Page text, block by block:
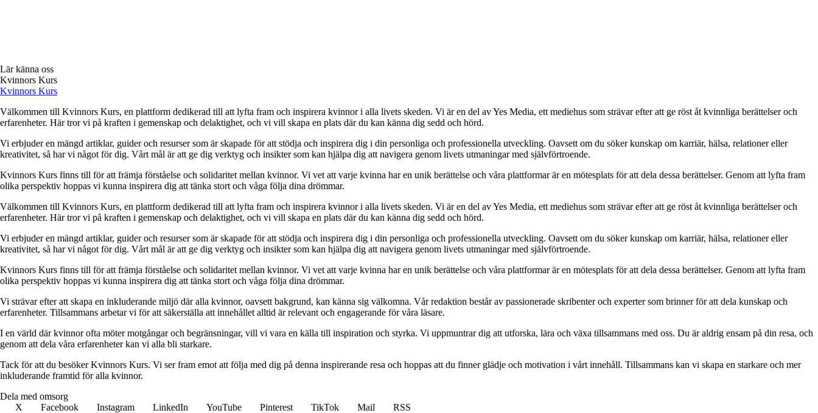
Lär känna oss
Kvinnors Kurs
Kvinnors Kurs
Välkommen till Kvinnors Kurs, en plattform dedikerad till att lyfta fram och inspirera kvinnor i alla livets skeden. Vi är en del av Yes Media, ett mediehus som strävar efter att ge röst åt kvinnliga berättelser och
erfarenheter. Här tror vi på kraften i gemenskap och delaktighet, och vi vill skapa en plats där du kan känna dig sedd och hörd.
Vi erbjuder en mängd artiklar, guider och resurser som är skapade för att stödja och inspirera dig i din personliga och professionella utveckling. Oavsett om du söker kunskap om karriär, hälsa, relationer eller
kreativitet, så har vi något för dig. Vårt mål är att ge dig verktyg och insikter som kan hjälpa dig att navigera genom livets utmaningar med självförtroende.
Kvinnors Kurs finns till för att främja förståelse och solidaritet mellan kvinnor. Vi vet att varje kvinna har en unik berättelse och våra plattformar är en mötesplats för att dela dessa berättelser. Genom att lyfta fram
olika perspektiv hoppas vi kunna inspirera dig att tänka stort och våga följa dina drömmar.
Välkommen till Kvinnors Kurs, en plattform dedikerad till att lyfta fram och inspirera kvinnor i alla livets skeden. Vi är en del av Yes Media, ett mediehus som strävar efter att ge röst åt kvinnliga berättelser och
erfarenheter. Här tror vi på kraften i gemenskap och delaktighet, och vi vill skapa en plats där du kan känna dig sedd och hörd.
Vi erbjuder en mängd artiklar, guider och resurser som är skapade för att stödja och inspirera dig i din personliga och professionella utveckling. Oavsett om du söker kunskap om karriär, hälsa, relationer eller
kreativitet, så har vi något för dig. Vårt mål är att ge dig verktyg och insikter som kan hjälpa dig att navigera genom livets utmaningar med självförtroende.
Kvinnors Kurs finns till för att främja förståelse och solidaritet mellan kvinnor. Vi vet att varje kvinna har en unik berättelse och våra plattformar är en mötesplats för att dela dessa berättelser. Genom att lyfta fram
olika perspektiv hoppas vi kunna inspirera dig att tänka stort och våga följa dina drömmar.
Vi strävar efter att skapa en inkluderande miljö där alla kvinnor, oavsett bakgrund, kan känna sig välkomna. Vår redaktion består av passionerade skribenter och experter som brinner för att dela kunskap och
erfarenheter. Tillsammans arbetar vi för att säkerställa att innehållet alltid är relevant och engagerande för våra läsare.
I en värld där kvinnor ofta möter motgångar och begränsningar, vill vi vara en källa till inspiration och styrka. Vi uppmuntrar dig att utforska, lära och växa tillsammans med oss. Du är aldrig ensam på din resa, och
genom att dela våra erfarenheter kan vi alla bli starkare.
Tack för att du besöker Kvinnors Kurs. Vi ser fram emot att följa med dig på denna inspirerande resa och hoppas att du finner glädje och motivation i vårt innehåll. Tillsammans kan vi skapa en starkare och mer
inkluderande framtid för alla kvinnor.
Dela med omsorg
X
Facebook Instagram LinkedIn YouTube Pinterest TikTok Mail
RSS